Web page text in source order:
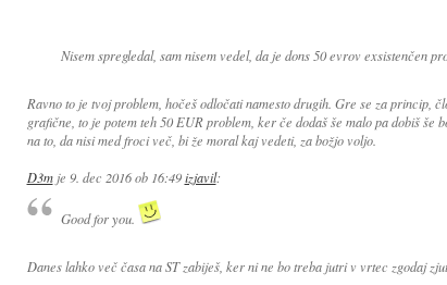
Nisem spregledal, sam nisem vedel, da je dons 50 evrov exsistenčen
Ravno to je tvoj problem, hočeš odločati namesto drugih. Gre se za princip,
grafične, to je potem teh 50 EUR problem, ker če dodaš še malo pa dobiš še
na to, da nisi med froci več, bi že moral kaj vedeti, za božjo voljo.
D3mje 9. dec 2016 ob 16:49 izjavil:
Good for you.
Danes lahko več časa na ST zabiješ, ker ni ne bo treba jutri v vrtec zgodaj